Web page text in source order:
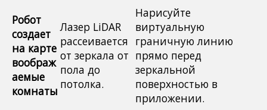
Робот
создает
на карте
воображ
аемые
комнаты
Лазер LiDAR
рассеивается
от зеркала от
пола до
потолка.
Нарисуйте
виртуальную
граничную линию
прямо перед
зеркальной
поверхностью в
приложении.